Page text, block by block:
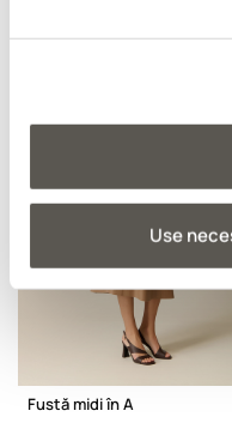
Use
Fustă midi în A